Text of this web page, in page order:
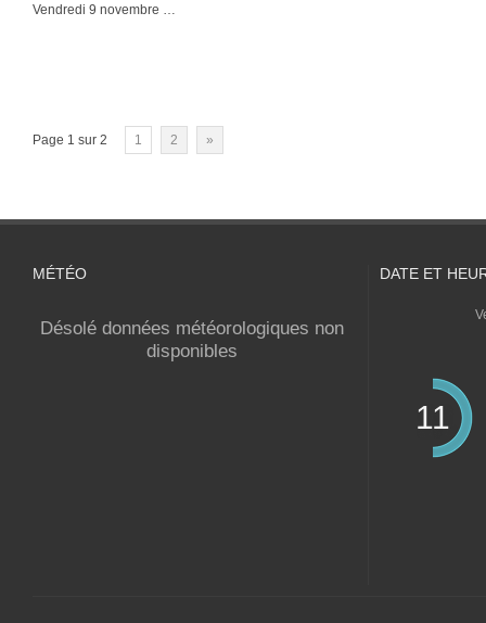
Vendredi 9 novembre …
Page 1 sur 2 1 2 »
MÉTÉO
Désolé données météorologiques non
disponibles
DATE ET
11